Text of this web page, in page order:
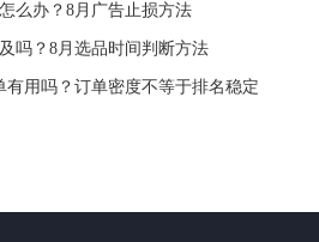
么办？8月广告止损方法
吗？8月选品时间判断方法
有用吗？订单密度不等于排名稳定